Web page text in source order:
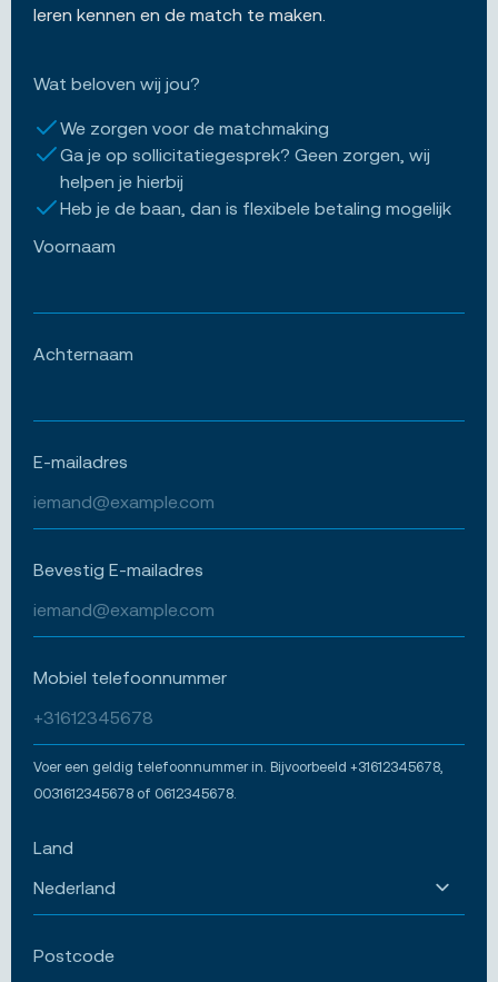
leren kennen en de match te maken.
Wat beloven wij jou?
We zorgen voor de matchmaking
Ga je op sollicitatiegesprek? Geen zorgen, wij
helpen je hierbij
Heb je de baan, dan is flexibele betaling mogelijk
Voornaam
Achternaam
E-mailadres
Bevestig E-mailadres
Mobiel telefoonnummer
Voer een geldig telefoonnummer in. Bijvoorbeeld +31612345678,
0031612345678 of 0612345678.
Land
Postcode